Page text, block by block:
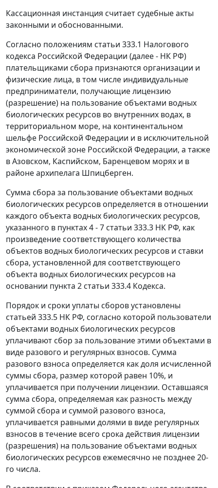
Кассационная инстанция считает судебные акты
законными и обоснованными.
Согласно положениям статьи 333.1 Налогового
кодекса Российской Федерации (далее - НК РФ)
плательщиками сбора признаются организации и
физические лица, в том числе индивидуальные
предприниматели, получающие лицензию
(разрешение) на пользование объектами водных
биологических ресурсов во внутренних водах, в
территориальном море, на континентальном
шельфе Российской Федерации и в исключительной
экономической зоне Российской Федерации, а также
в Азовском, Каспийском, Баренцевом морях и в
районе архипелага Шпицберген.
Сумма сбора за пользование объектами водных
биологических ресурсов определяется в отношении
каждого объекта водных биологических ресурсов,
указанного в пунктах 4 - 7 статьи 333.3 НК РФ, как
произведение соответствующего количества
объектов водных биологических ресурсов и ставки
сбора, установленной для соответствующего
объекта водных биологических ресурсов на
основании пункта 2 статьи 333.4 Кодекса.
Порядок и сроки уплаты сборов установлены
статьей 333.5 НК РФ, согласно которой пользователи
объектами водных биологических ресурсов
уплачивают сбор за пользование этими объектами в
виде разового и регулярных взносов. Сумма
разового взноса определяется как доля исчисленной
суммы сбора, размер которой равен 10%, и
уплачивается при получении лицензии. Оставшаяся
сумма сбора, определяемая как разность между
суммой сбора и суммой разового взноса,
уплачивается равными долями в виде регулярных
взносов в течение всего срока действия лицензии
(разрешения) на пользование объектами водных
биологических ресурсов ежемесячно не позднее 20-
го числа.